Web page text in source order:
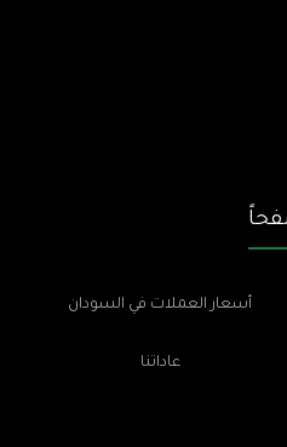
أسعار العملات في السودان
عاداتنا